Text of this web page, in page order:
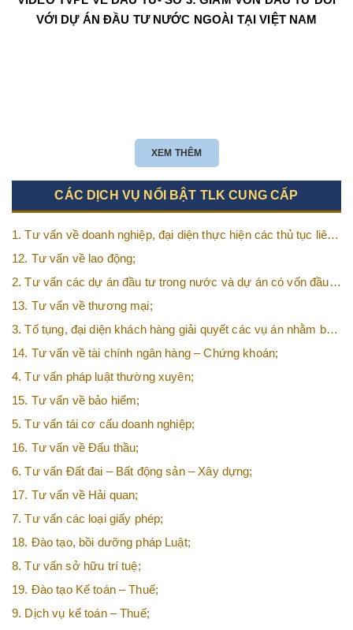
VỚI DỰ ÁN ĐẦU TƯ NƯỚC NGOÀI TẠI VIỆT NAM
XEM THÊM
CÁC DỊCH VỤ NỔI BẬT TLK CUNG CẤP
1. Tư vấn về doanh nghiệp, đại diện thực hiện các thủ tục liên
quan tới doanh nghiệp;
12. Tư vấn về lao động;
2. Tư vấn các dự án đầu tư trong nước và dự án có vốn đầu
tư nước ngoài (FDI);
13. Tư vấn về thương mại;
3. Tố tụng, đại diện khách hàng giải quyết các vụ án nhằm bảo
vệ tối đa các quyền và lợi ích của khách hàng;
14. Tư vấn về tài chính ngân hàng – Chứng khoán;
4. Tư vấn pháp luật thường xuyên;
15. Tư vấn về bảo hiểm;
5. Tư vấn tái cơ cấu doanh nghiệp;
16. Tư vấn về Đấu thầu;
6. Tư vấn Đất đai – Bất động sản – Xây dựng;
17. Tư vấn về Hải quan;
7. Tư vấn các loại giấy phép;
18. Đào tạo, bồi dưỡng pháp Luật;
8. Tư vấn sở hữu trí tuệ;
19. Đào tạo Kế toán – Thuế;
9. Dịch vụ kế toán – Thuế;